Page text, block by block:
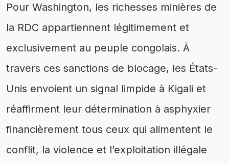
Pour Washington, les richesses minières de
la RDC appartiennent légitimement et
exclusivement au peuple congolais. À
travers ces sanctions de blocage, les États-
Unis envoient un signal limpide à Kigali et
réaffirment leur détermination à asphyxier
financièrement tous ceux qui alimentent le
conflit, la violence et l’exploitation illégale